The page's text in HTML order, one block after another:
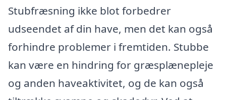
Stubfræsning ikke blot forbedrer
udseendet af din have, men det kan også
forhindre problemer i fremtiden. Stubbe
kan være en hindring for græsplænepleje
og anden haveaktivitet, og de kan også